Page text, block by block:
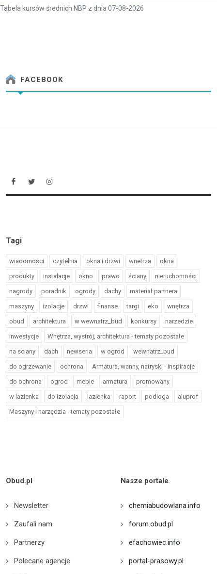
Tabela kursów średnich NBP z dnia 07-08-2026
FACEBOOK
Tagi
wiadomości czytelnia okna i drzwi wnetrza okna
produkty instalacje okno prawo ściany nieruchomości
nagrody poradnik ogrody dachy materiał partnera
maszyny izolacje drzwi finanse targi eko wnętrza
obud architektura w wewnatrz_bud konkursy narzedzie
inwestycje Wnętrza, wystrój, architektura - tematy pozostałe
na sciany dach newseria w ogrod wewnatrz_bud
do ogrzewanie ochrona Armatura, wanny, natryski - inspiracje
do ochrona ogrod meble armatura promowany
w lazienka do izolacja lazienka raport podloga aluprof
Maszyny i narzędzia - tematy pozostałe
Obud.pl
Newsletter
Zaufali nam
Partnerzy
Polecane agencje
Nasze portale
chemiabudowlana.info
forum.obud.pl
efachowiec.info
portal-prasowy.pl